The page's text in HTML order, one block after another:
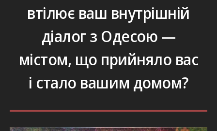
втілює ваш внутрішній
діалог з Одесою —
містом, що прийняло вас
і стало вашим домом?